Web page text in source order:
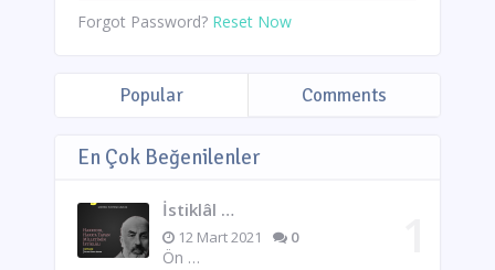
Forgot Password? Reset Now
Popular Comments
En Çok Beğenilenler
İstiklâl …
12 Mart 2021 0
Ön …